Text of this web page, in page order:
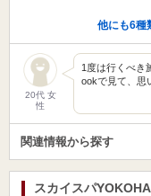
他にも6種
20代 女
性
1度は行くべき
ookで見て、思
関連情報から探す
スカイスパ